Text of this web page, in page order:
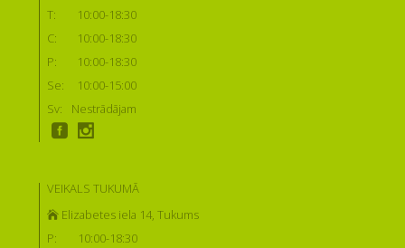
T:
10:00-18:30
C:
10:00-18:30
P:
10:00-18:30
Se:
10:00-15:00
Sv:
Nestrādājam
VEIKALS TUKUMĀ
Elizabetes iela 14, Tukums
P:
10:00-18:30